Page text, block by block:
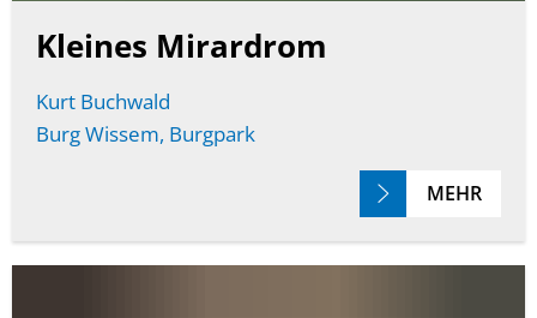
Kleines Mirardrom
Kurt Buchwald
Burg Wissem, Burgpark
MEHR